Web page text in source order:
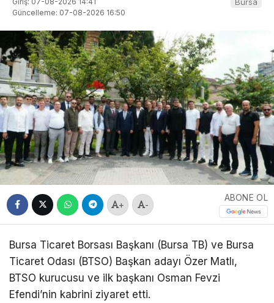
Güncelleme: 07-08-2026 16:50
+ -
ABONE OL
Bursa Ticaret Borsası Başkanı (Bursa TB) ve Bursa
Ticaret Odası (BTSO) Başkan adayı Özer Matlı,
BTSO kurucusu ve ilk başkanı Osman Fevzi
Efendi’nin kabrini ziyaret etti.